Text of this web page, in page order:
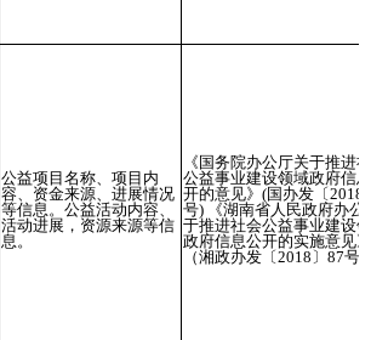
公益项目名称、项目内
容、资金来源、进展情况
等信息。公益活动内容、
活动进展，资源来源等信
息。
《国务院办公厅关于推进
公益事业建设领域政府信
开的意见》(国办发〔2018
号) 《湖南省人民政府办公
于推进社会公益事业建设
政府信息公开的实施意见》
（湘政办发〔2018〕87号